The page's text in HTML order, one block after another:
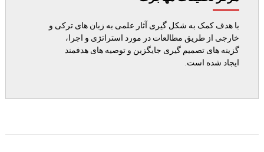
با هدف کمک به شکل گیری آثار علمی به زبان های ترکی و
خارجی از طریق مطالعات در مورد استراتژی و اجرا،
گزینه های تصمیم گیری جایگزین و توصیه های هدفمند
ایجاد شده است.